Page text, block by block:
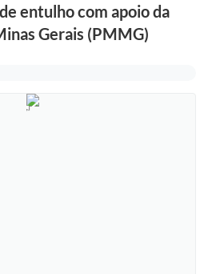
entulho com apoio da
Gerais (PMMG)